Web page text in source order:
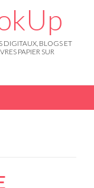
DIGITAUX, BLOGS ET
PAPIER SUR